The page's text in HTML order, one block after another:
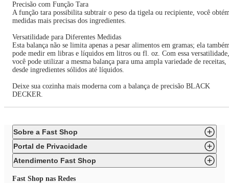
Precisão com Função Tara
A função tara possibilita subtrair o peso da tigela ou recipiente, você
medidas mais precisas dos ingredientes.
Versatilidade para Diferentes Medidas
Esta balança não se limita apenas a pesar alimentos em gramas; ela
pode medir em libras e líquidos em litros ou fl. oz. Com essa versatilidade,
você pode utilizar a mesma balança para uma ampla variedade de receitas,
desde ingredientes sólidos até líquidos.
Deixe sua cozinha mais moderna com a balança de precisão BLACK
DECKER.
Sobre a Fast Shop
Portal de Privacidade
Atendimento Fast Shop
Fast Shop nas Redes